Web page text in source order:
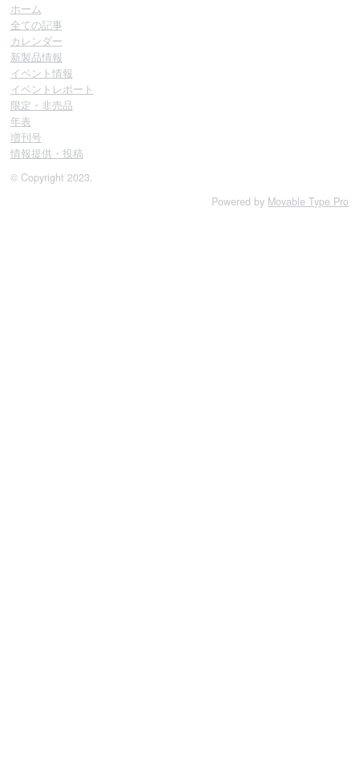
ホーム
全ての記事
カレンダー
新製品情報
イベント情報
イベントレポート
限定・非売品
年表
増刊号
情報提供・投稿
© Copyright 2023.
Powered by Movable Type Pro